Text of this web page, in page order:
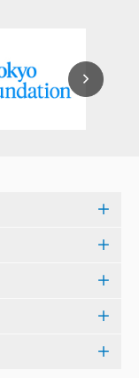
物医療センタ
け！赤門プロ
、イキイキと